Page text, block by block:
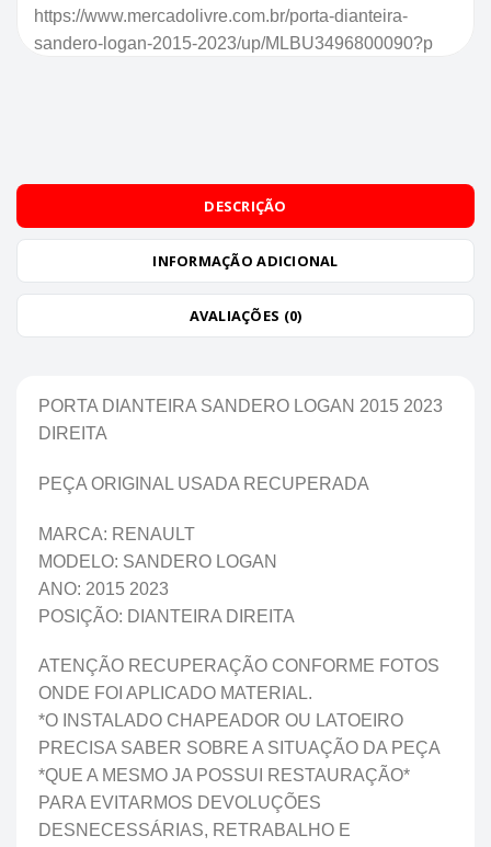
https://www.mercadolivre.com.br/porta-dianteira-
sandero-logan-2015-2023/up/MLBU3496800090?p
DESCRIÇÃO
INFORMAÇÃO ADICIONAL
AVALIAÇÕES (0)
PORTA DIANTEIRA SANDERO LOGAN 2015 2023
DIREITA
PEÇA ORIGINAL USADA RECUPERADA
MARCA: RENAULT
MODELO: SANDERO LOGAN
ANO: 2015 2023
POSIÇÃO: DIANTEIRA DIREITA
ATENÇÃO RECUPERAÇÃO CONFORME FOTOS
ONDE FOI APLICADO MATERIAL.
*O INSTALADO CHAPEADOR OU LATOEIRO
PRECISA SABER SOBRE A SITUAÇÃO DA PEÇA
*QUE A MESMO JA POSSUI RESTAURAÇÃO*
PARA EVITARMOS DEVOLUÇÕES
DESNECESSÁRIAS, RETRABALHO E